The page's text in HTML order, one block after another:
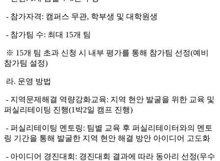
- 참가자격: 캠퍼스 무관, 학부생 및 대학원생
- 참가팀 수: 최대 15개 팀
※ 15개 팀 초과 신청 시 내부 평가를 통해 참가팀 선정(예비
참가팀 설정)
라. 운영 방법
- 지역문제해결 역량강화교육: 지역 현안 발굴을 위한 교육 및
퍼실리테이팅 진행(1박2일 캠프 진행)
- 퍼실리테이팅 멘토링: 팀별 교육 후 퍼실리테이터와의 멘토
링 기간을 통해 발굴한 지역 현안 해결 방안 아이디어 고도화
- 아이디어 경진대회: 경진대회 결과에 따라 동아리 선정(우수